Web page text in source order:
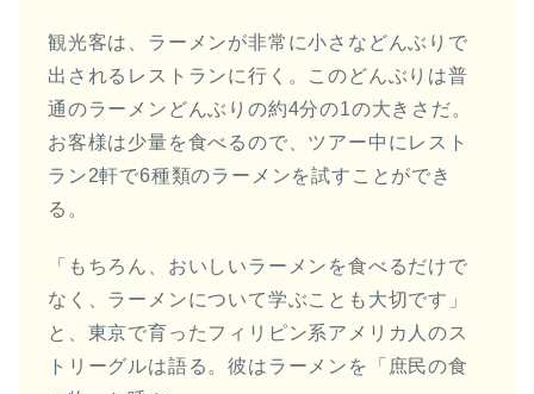
観光客は、ラーメンが非常に小さなどんぶりで
出されるレストランに行く。このどんぶりは普
通のラーメンどんぶりの約4分の1の大きさだ。
お客様は少量を食べるので、ツアー中にレスト
ラン2軒で6種類のラーメンを試すことができ
る。
「もちろん、おいしいラーメンを食べるだけで
なく、ラーメンについて学ぶことも大切です」
と、東京で育ったフィリピン系アメリカ人のス
トリーグルは語る。彼はラーメンを「庶民の食